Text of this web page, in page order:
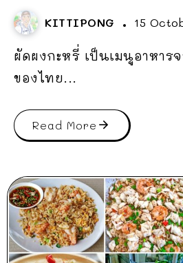
KITTIPONG 15
ผัดผงกะหรี่ เป็นเมนูอาหา
ของไทย...
Read More